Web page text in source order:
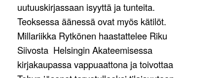
uutuuskirjassaan isyyttä ja tunteita.
Teoksessa äänessä ovat myös kätilöt.
Millariikka Rytkönen haastattelee Riku
Siivosta Helsingin Akateemisessa
kirjakaupassa vappuaattona ja toivottaa